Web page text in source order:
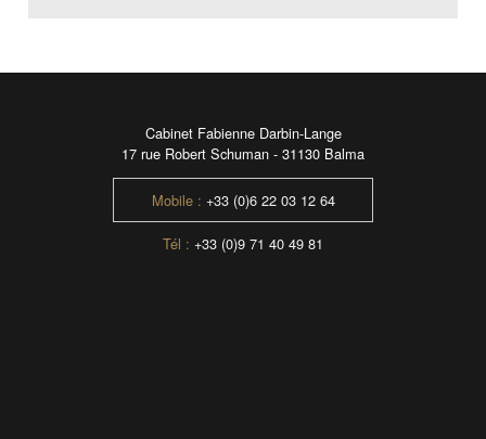
Cabinet Fabienne Darbin-Lange
17 rue Robert Schuman - 31130 Balma
Mobile : +33 (0)6 22 03 12 64
Tél : +33 (0)9 71 40 49 81